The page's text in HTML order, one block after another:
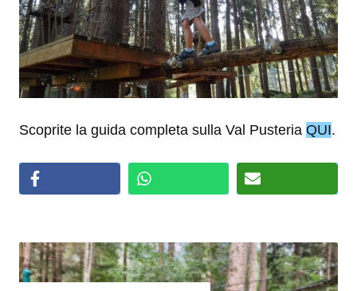
Scoprite la guida completa sulla Val Pusteria QUI.